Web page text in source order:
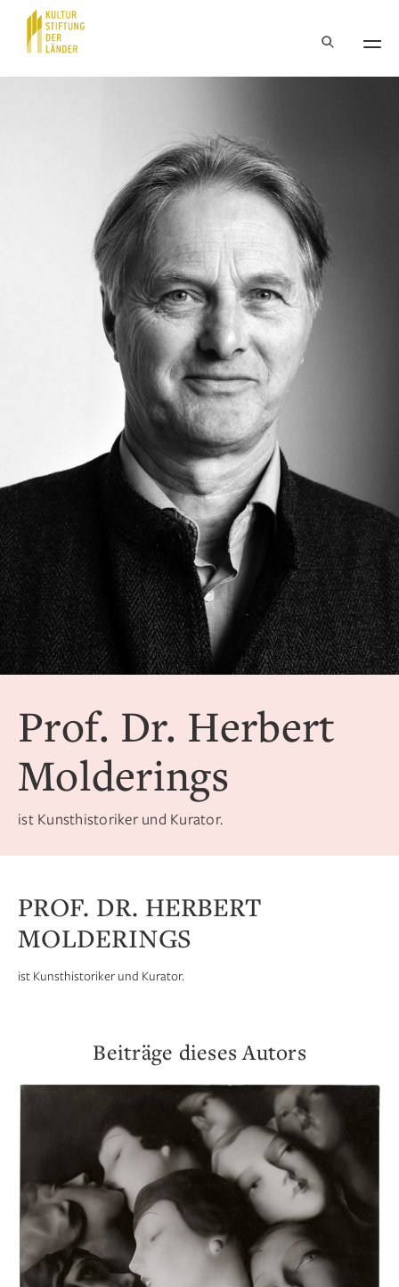
Hauptnavigation
Prof. Dr. Herbert
Molderings
ist Kunsthistoriker und Kurator.
PROF. DR. HERBERT
MOLDERINGS
ist Kunsthistoriker und Kurator.
Beiträge dieses Autors